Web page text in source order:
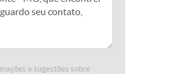
e sugestões sobre